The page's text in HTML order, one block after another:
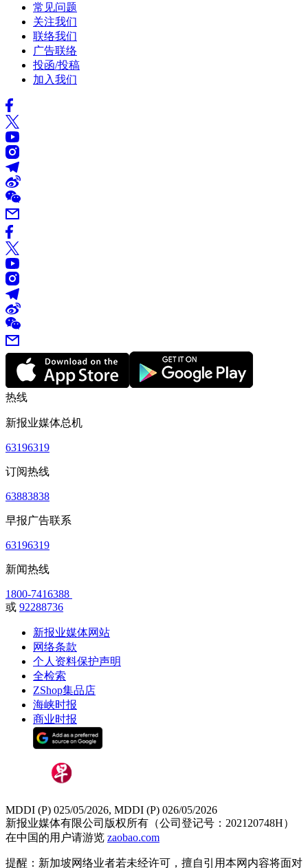
常见问题
关注我们
联络我们
广告联络
投函/投稿
加入我们
热线
新报业媒体总机
63196319
订阅热线
63883838
早报广告联系
63196319
新闻热线
1800-7416388
或 92288736
新报业媒体网站
网络条款
个人资料保护声明
全检索
ZShop集品店
海峡时报
商业时报
MDDI (P) 025/05/2026, MDDI (P) 026/05/2026
新报业媒体有限公司版权所有（公司登记号：202120748H）
在中国的用户请游览 zaobao.com
提醒：新加坡网络业者若未经许可，擅自引用本网内容将面对